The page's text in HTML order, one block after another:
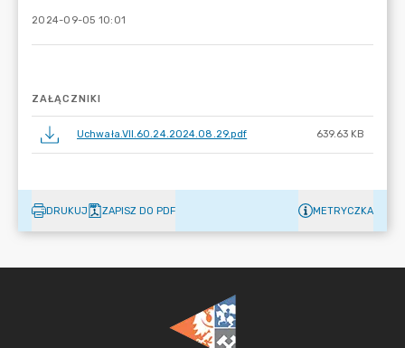
2024-09-05 10:01
ZAŁĄCZNIKI
Uchwała.VII.60.24.2024.08.29.pdf 639.63 KB
DRUKUJ ZAPISZ DO PDF METRYCZKA